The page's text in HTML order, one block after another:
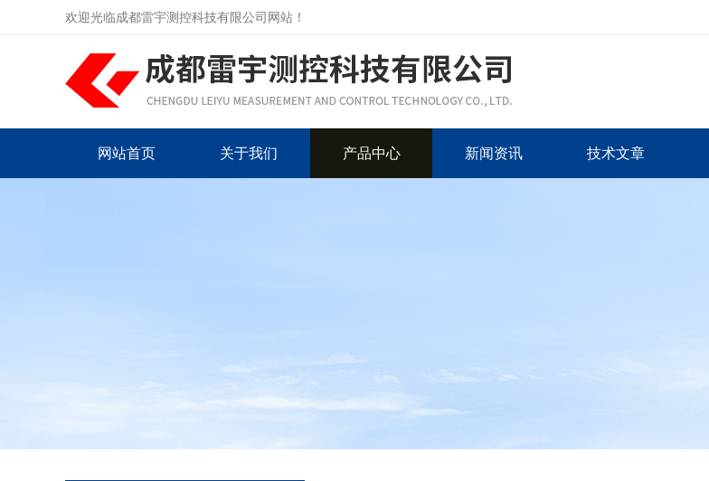
欢迎光临成都雷宇测控科技有限公司网站！
网站首页 关于我们 产品中心 新闻资讯 技术文章